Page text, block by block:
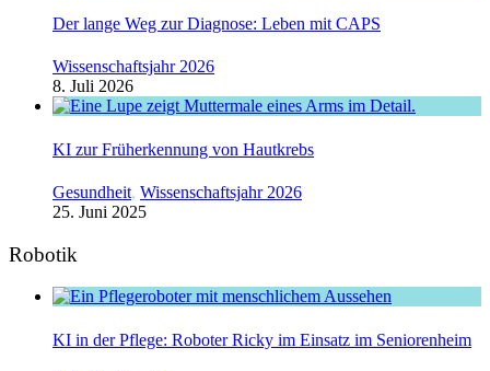
Der lange Weg zur Diagnose: Leben mit CAPS
Wissenschaftsjahr 2026
8. Juli 2026
KI zur Früherkennung von Hautkrebs
Gesundheit, Wissenschaftsjahr 2026
25. Juni 2025
Robotik
KI in der Pflege: Roboter Ricky im Einsatz im Seniorenheim